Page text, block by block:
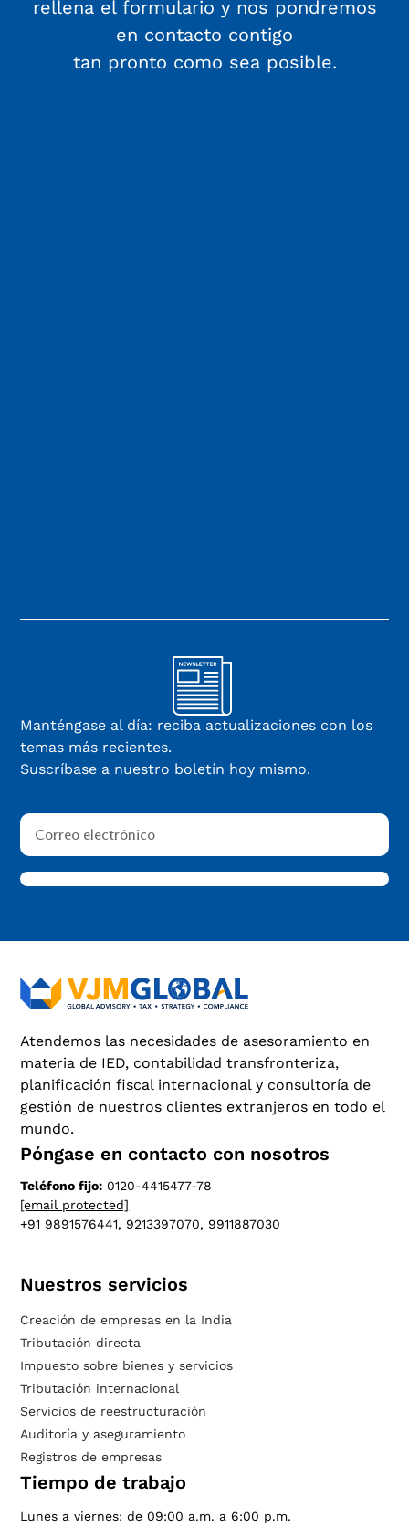
rellena el formulario y nos pondremos
en contacto contigo
tan pronto como sea posible.
Manténgase al día: reciba actualizaciones con los
temas más recientes.
Suscríbase a nuestro boletín hoy mismo.
Atendemos las necesidades de asesoramiento en
materia de IED, contabilidad transfronteriza,
planificación fiscal internacional y consultoría de
gestión de nuestros clientes extranjeros en todo el
mundo.
Póngase en contacto con nosotros
Teléfono fijo: 0120-4415477-78
[email protected]
+91 9891576441, 9213397070, 9911887030
Nuestros servicios
Creación de empresas en la India
Tributación directa
Impuesto sobre bienes y servicios
Tributación internacional
Servicios de reestructuración
Auditoría y aseguramiento
Registros de empresas
Tiempo de trabajo
Lunes a viernes: de 09:00 a.m. a 6:00 p.m.